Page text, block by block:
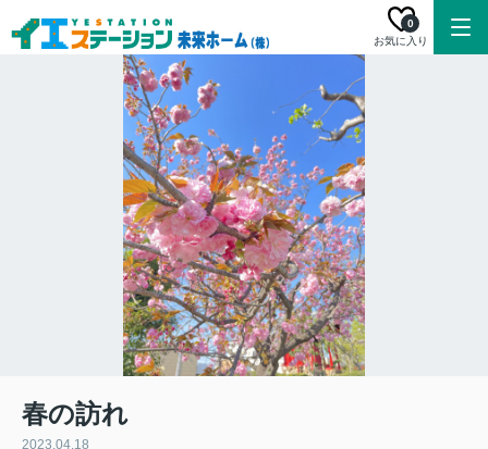
お気に入り
0
春の訪れ
2023.04.18